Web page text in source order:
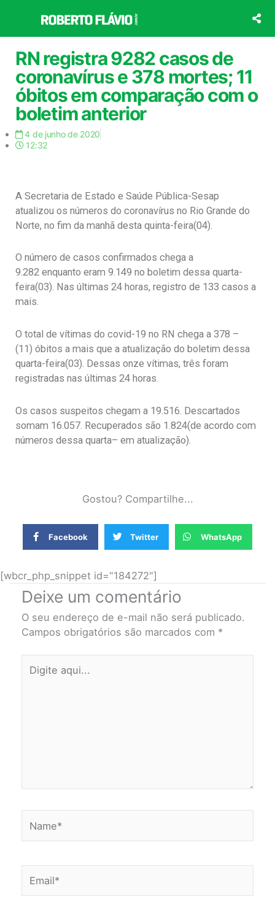
o
conteúdo
RN registra 9282 casos de
coronavírus e 378 mortes; 11
óbitos em comparação com o
boletim anterior
4 de junho de 2020
12:32
A Secretaria de Estado e Saúde Pública-Sesap
atualizou os números do coronavírus no Rio Grande do
Norte, no fim da manhã desta quinta-feira(04).
O número de casos confirmados chega a
9.282 enquanto eram 9.149 no boletim dessa quarta-
feira(03). Nas últimas 24 horas, registro de 133 casos a
mais.
O total de vítimas do covid-19 no RN chega a 378 –
(11) óbitos a mais que a atualização do boletim dessa
quarta-feira(03). Dessas onze vítimas, três foram
registradas nas últimas 24 horas.
Os casos suspeitos chegam a 19.516. Descartados
somam 16.057. Recuperados são 1.824(de acordo com
números dessa quarta– em atualização).
Gostou? Compartilhe...
Facebook Twitter WhatsApp
[wbcr_php_snippet id="184272"]
Deixe um comentário
O seu endereço de e-mail não será publicado.
Campos obrigatórios são marcados com *
aqui...